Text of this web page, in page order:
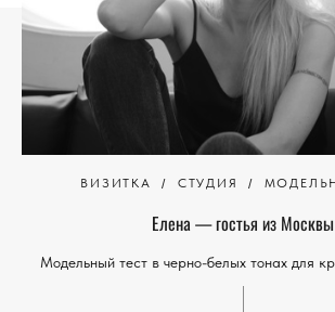
ВИЗИТКА СТУДИЯ
Елена — гостья из Москвы
Модельный тест в черно-белых тонах для